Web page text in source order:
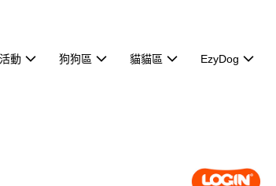
動 狗狗區 貓貓區 EzyDog